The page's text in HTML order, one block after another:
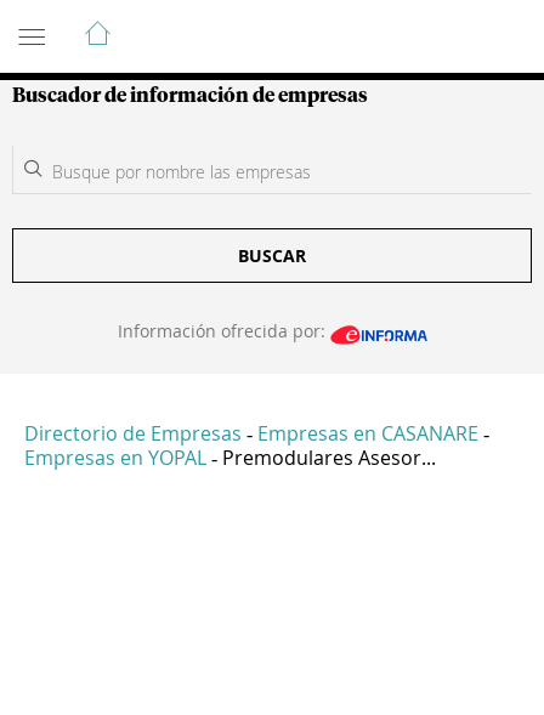
Guía de Empresas Colombianas
Buscador de información de empresas
BUSCAR
Información ofrecida por:
Directorio de Empresas - Empresas en CASANARE -
Empresas en YOPAL - Premodulares Asesor...